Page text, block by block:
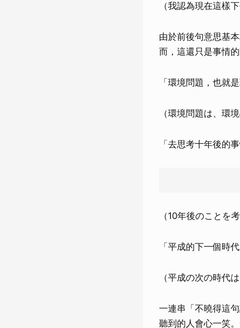
（我認為現在這樣
由於前後句意思基
而，這還只是事情
「環境問題，也就
（環境問題は、環
「去思考十年後的
（10年後のことを
「平成的下一個時
（平成の次の時代
一連串「不曉得這
聽到的人會心一笑